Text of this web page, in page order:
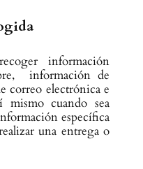
información
información de
correo electrónica e
mismo cuando sea
específica
una entrega o